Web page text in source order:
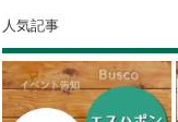
人気記事